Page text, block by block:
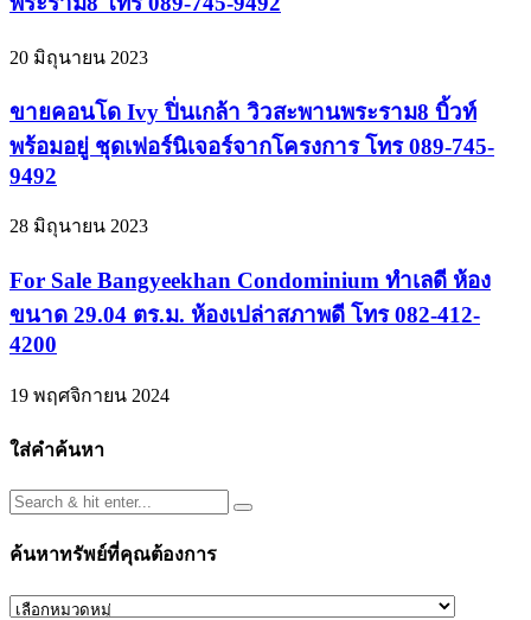
20 มิถุนายน 2023
ขายคอนโด Ivy ปิ่นเกล้า วิวสะพานพระราม8 บิ้วท์
พร้อมอยู่ ชุดเฟอร์นิเจอร์จากโครงการ โทร 089-745-
9492
28 มิถุนายน 2023
For Sale Bangyeekhan Condominium ทำเลดี ห้อง
ขนาด 29.04 ตร.ม. ห้องเปล่าสภาพดี โทร 082-412-
4200
19 พฤศจิกายน 2024
ใส่คำค้นหา
ค้นหาทรัพย์ที่คุณต้องการ
ค้นหา